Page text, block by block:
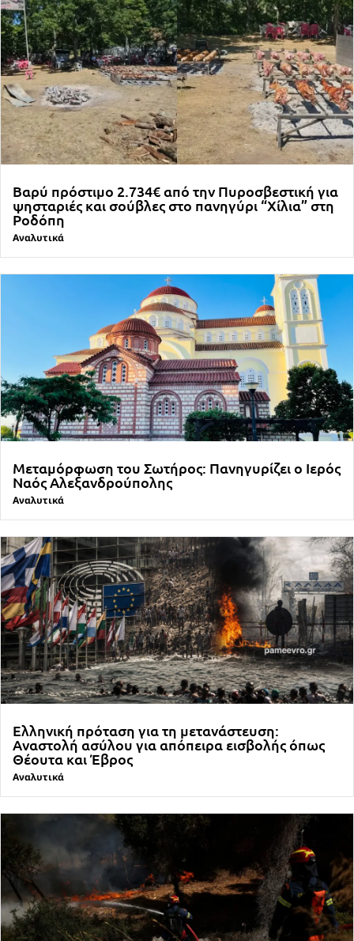
Βαρύ πρόστιμο 2.734€ από την Πυροσβεστική για
ψησταριές και σούβλες στο πανηγύρι “Χίλια” στη
Ροδόπη
Αναλυτικά
Μεταμόρφωση του Σωτήρος: Πανηγυρίζει ο Ιερός
Ναός Αλεξανδρούπολης
Αναλυτικά
Ελληνική πρόταση για τη μετανάστευση:
Αναστολή ασύλου για απόπειρα εισβολής όπως
Θέουτα και Έβρος
Αναλυτικά